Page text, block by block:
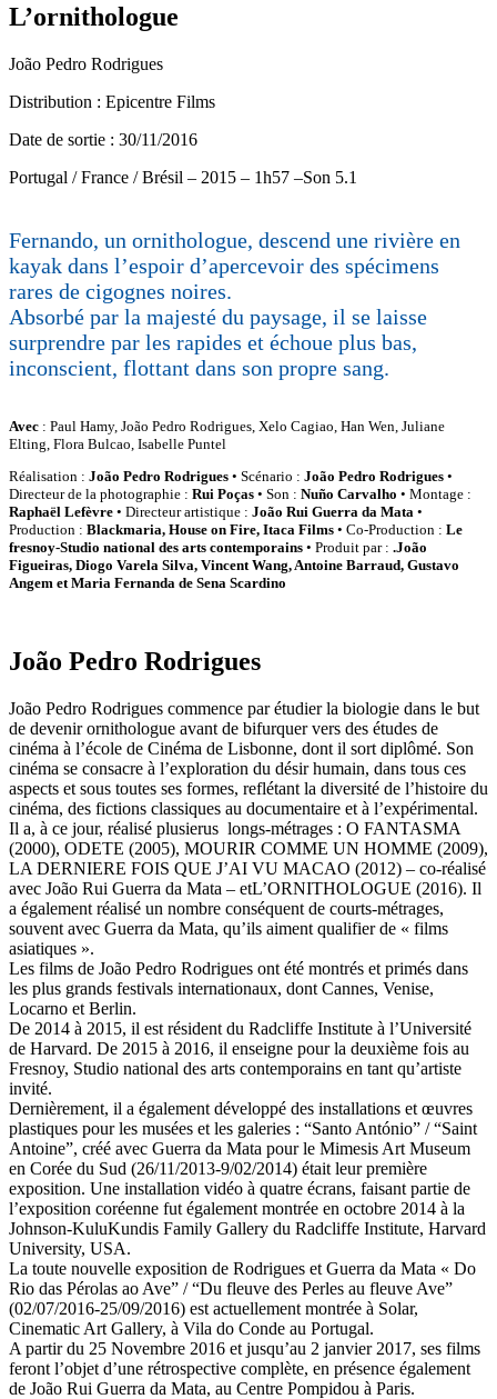
L’ornithologue
João Pedro Rodrigues
Distribution : Epicentre Films
Date de sortie : 30/11/2016
Portugal / France / Brésil – 2015 – 1h57 –Son 5.1
Fernando, un ornithologue, descend une rivière en
kayak dans l’espoir d’apercevoir des spécimens
rares de cigognes noires.
Absorbé par la majesté du paysage, il se laisse
surprendre par les rapides et échoue plus bas,
inconscient, flottant dans son propre sang.
Avec : Paul Hamy, João Pedro Rodrigues, Xelo Cagiao, Han Wen, Juliane
Elting, Flora Bulcao, Isabelle Puntel
Réalisation : João Pedro Rodrigues • Scénario : João Pedro Rodrigues •
Directeur de la photographie : Rui Poças • Son : Nuño Carvalho • Montage :
Raphaël Lefèvre • Directeur artistique : João Rui Guerra da Mata •
Production : Blackmaria, House on Fire, Itaca Films • Co-Production : Le
fresnoy-Studio national des arts contemporains • Produit par : .João
Figueiras, Diogo Varela Silva, Vincent Wang, Antoine Barraud, Gustavo
Angem et Maria Fernanda de Sena Scardino
João Pedro Rodrigues
João Pedro Rodrigues commence par étudier la biologie dans le but
de devenir ornithologue avant de bifurquer vers des études de
cinéma à l’école de Cinéma de Lisbonne, dont il sort diplômé. Son
cinéma se consacre à l’exploration du désir humain, dans tous ces
aspects et sous toutes ses formes, reflétant la diversité de l’histoire du
cinéma, des fictions classiques au documentaire et à l’expérimental.
Il a, à ce jour, réalisé plusierus longs-métrages : O FANTASMA
(2000), ODETE (2005), MOURIR COMME UN HOMME (2009),
LA DERNIERE FOIS QUE J’AI VU MACAO (2012) – co-réalisé
avec João Rui Guerra da Mata – etL’ORNITHOLOGUE (2016). Il
a également réalisé un nombre conséquent de courts-métrages,
souvent avec Guerra da Mata, qu’ils aiment qualifier de « films
asiatiques ».
Les films de João Pedro Rodrigues ont été montrés et primés dans
les plus grands festivals internationaux, dont Cannes, Venise,
Locarno et Berlin.
De 2014 à 2015, il est résident du Radcliffe Institute à l’Université
de Harvard. De 2015 à 2016, il enseigne pour la deuxième fois au
Fresnoy, Studio national des arts contemporains en tant qu’artiste
invité.
Dernièrement, il a également développé des installations et œuvres
plastiques pour les musées et les galeries : “Santo António” / “Saint
Antoine”, créé avec Guerra da Mata pour le Mimesis Art Museum
en Corée du Sud (26/11/2013-9/02/2014) était leur première
exposition. Une installation vidéo à quatre écrans, faisant partie de
l’exposition coréenne fut également montrée en octobre 2014 à la
Johnson-KuluKundis Family Gallery du Radcliffe Institute, Harvard
University, USA.
La toute nouvelle exposition de Rodrigues et Guerra da Mata « Do
Rio das Pérolas ao Ave” / “Du fleuve des Perles au fleuve Ave”
(02/07/2016-25/09/2016) est actuellement montrée à Solar,
Cinematic Art Gallery, à Vila do Conde au Portugal.
A partir du 25 Novembre 2016 et jusqu’au 2 janvier 2017, ses films
feront l’objet d’une rétrospective complète, en présence également
de João Rui Guerra da Mata, au Centre Pompidou à Paris.